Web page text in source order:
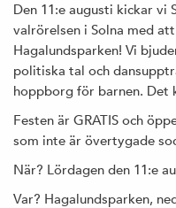
Den 11:e augusti kickar vi
valrörelsen i Solna med
Hagalundsparken! Vi
politiska tal och
hoppborg för barnen.
Festen är GRATIS och
som inte är övertygade
När? Lördagen den 11:e
Var? Hagalundsparken,